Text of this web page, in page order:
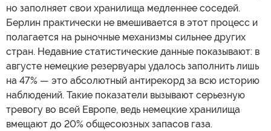
но заполняет свои хранилища медленнее соседей.
Берлин практически не вмешивается в этот процесс и
полагается на рыночные механизмы сильнее других
стран. Недавние статистические данные показывают: в
августе немецкие резервуары удалось заполнить лишь
на 47% — это абсолютный антирекорд за всю историю
наблюдений. Такие показатели вызывают серьезную
тревогу во всей Европе, ведь немецкие хранилища
вмещают до 20% общесоюзных запасов газа.